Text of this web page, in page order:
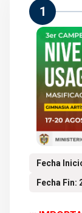
1
Fecha
Fecha Fin: